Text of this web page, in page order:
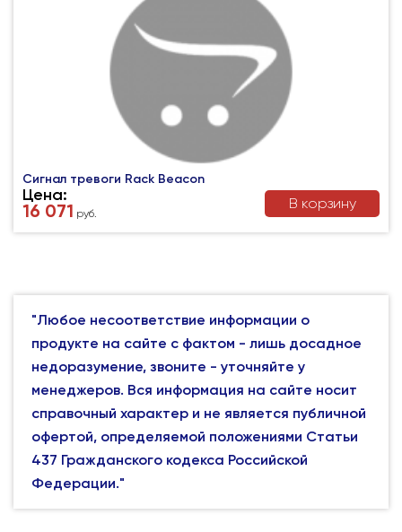
Сигнал тревоги Rack Beacon
Цена:
16 071 руб.
В корзину
"Любое несоответствие информации о
продукте на сайте с фактом - лишь досадное
недоразумение, звоните - уточняйте у
менеджеров. Вся информация на сайте носит
справочный характер и не является публичной
офертой, определяемой положениями Статьи
437 Гражданского кодекса Российской
Федерации."